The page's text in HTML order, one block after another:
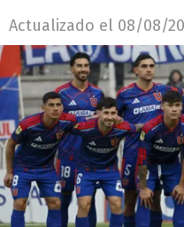
Actualizado el 08/08/